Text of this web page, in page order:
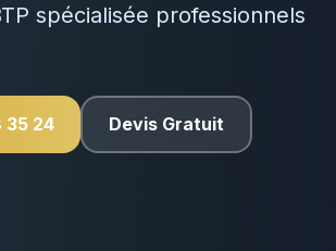
spécialisée professionnels
35 24 Devis Gratuit